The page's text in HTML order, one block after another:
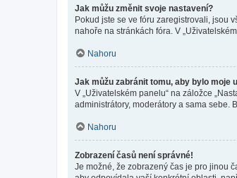
Jak můžu změnit svoje nastavení?
Pokud jste se ve fóru zaregistrovali, jsou
nahoře na stránkách fóra. V
Nahoru
Jak můžu zabránit tomu, aby bylo moje
V „Uživatelském panelu“ na záložce
administrátory, moderátory a sama sebe.
Nahoru
Zobrazení časů není správné!
Je možné, že zobrazený čas je pro jinou